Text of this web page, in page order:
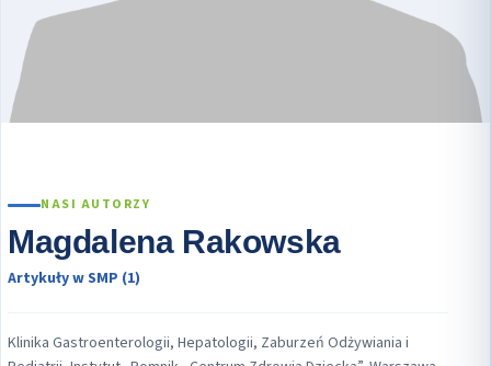
NASI AUTORZY
Magdalena Rakowska
Artykuły w SMP (1)
Klinika Gastroenterologii, Hepatologii, Zaburzeń Odżywiania i